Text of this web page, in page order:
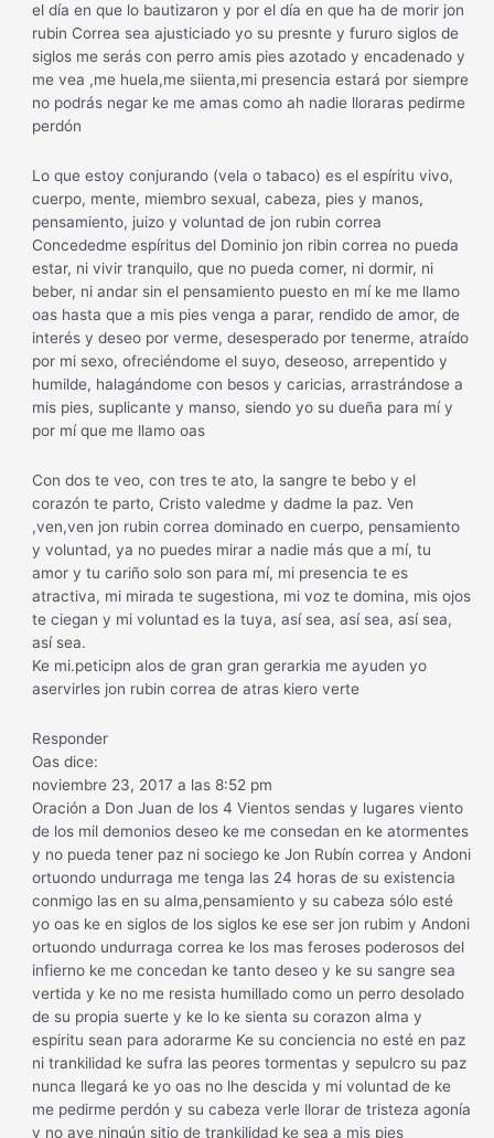
el día en que lo bautizaron y por el día en que ha de morir jon
rubin Correa sea ajusticiado yo su presnte y fururo siglos de
siglos me serás con perro amis pies azotado y encadenado y
me vea ,me huela,me siienta,mi presencia estará por siempre
no podrás negar ke me amas como ah nadie lloraras pedirme
perdón
Lo que estoy conjurando (vela o tabaco) es el espíritu vivo,
cuerpo, mente, miembro sexual, cabeza, pies y manos,
pensamiento, juizo y voluntad de jon rubin correa
Concededme espíritus del Dominio jon ribin correa no pueda
estar, ni vivir tranquilo, que no pueda comer, ni dormir, ni
beber, ni andar sin el pensamiento puesto en mí ke me llamo
oas hasta que a mis pies venga a parar, rendido de amor, de
interés y deseo por verme, desesperado por tenerme, atraído
por mi sexo, ofreciéndome el suyo, deseoso, arrepentido y
humilde, halagándome con besos y caricias, arrastrándose a
mis pies, suplicante y manso, siendo yo su dueña para mí y
por mí que me llamo oas
Con dos te veo, con tres te ato, la sangre te bebo y el
corazón te parto, Cristo valedme y dadme la paz. Ven
,ven,ven jon rubin correa dominado en cuerpo, pensamiento
y voluntad, ya no puedes mirar a nadie más que a mí, tu
amor y tu cariño solo son para mí, mi presencia te es
atractiva, mi mirada te sugestiona, mi voz te domina, mis ojos
te ciegan y mi voluntad es la tuya, así sea, así sea, así sea,
así sea.
Ke mi.peticipn alos de gran gran gerarkia me ayuden yo
aservirles jon rubin correa de atras kiero verte
Responder
Oas dice:
noviembre 23, 2017 a las 8:52 pm
Oración a Don Juan de los 4 Vientos sendas y lugares viento
de los mil demonios deseo ke me consedan en ke atormentes
y no pueda tener paz ni sociego ke Jon Rubín correa y Andoni
ortuondo undurraga me tenga las 24 horas de su existencia
conmigo las en su alma,pensamiento y su cabeza sólo esté
yo oas ke en siglos de los siglos ke ese ser jon rubim y Andoni
ortuondo undurraga correa ke los mas feroses poderosos del
infierno ke me concedan ke tanto deseo y ke su sangre sea
vertida y ke no me resista humillado como un perro desolado
de su propia suerte y ke lo ke sienta su corazon alma y
espiritu sean para adorarme Ke su conciencia no esté en paz
ni trankilidad ke sufra las peores tormentas y sepulcro su paz
nunca llegará ke yo oas no lhe descida y mi voluntad de ke
me pedirme perdón y su cabeza verle llorar de tristeza agonía
y no aye ningún sitio de trankilidad ke sea a mis pies